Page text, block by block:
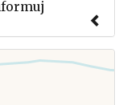
informację o